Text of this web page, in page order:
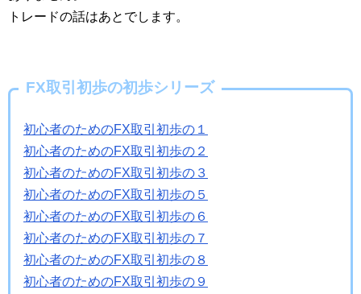
トレードの話はあとでします。
FX取引初歩の初歩シリーズ
初心者のためのFX取引初歩の１
初心者のためのFX取引初歩の２
初心者のためのFX取引初歩の３
初心者のためのFX取引初歩の５
初心者のためのFX取引初歩の６
初心者のためのFX取引初歩の７
初心者のためのFX取引初歩の８
初心者のためのFX取引初歩の９